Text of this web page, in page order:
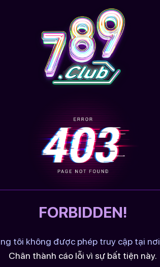
FORBIDDEN!
tôi không được phép truy cập tại
Chân thành cáo lỗi vì sự bất tiện này.